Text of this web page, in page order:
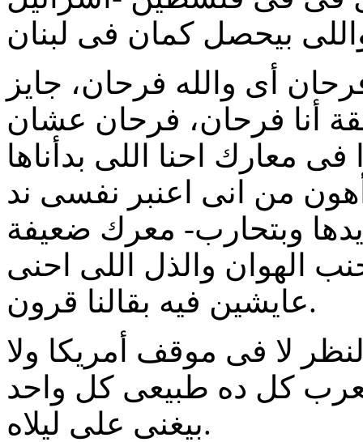
بيحصل كمان فى لبنان
أى والله فرحان، جايز
أنا فرحان، فرحان عشان
معارك احنا اللى بدأناها
من انى اعنبر نفسى ند
وبتحارب- معرك ضعيفة
الهوان والذل اللى احنى
عايشين فيه بقالنا قرون.
لا فى موقف أمريكا ولا
العرب كل ده طبيعى كل واحد
بيغنى على ليلاه.